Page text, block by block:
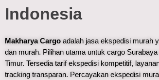
Indonesia
Makharya Cargo adalah jasa ekspedisi murah
dan murah. Pilihan utama untuk cargo
Timur. Tersedia tarif ekspedisi kompetitif,
tracking transparan. Percayakan ekspedisi